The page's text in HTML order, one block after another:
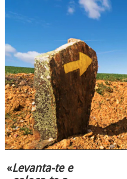
«Levanta-te e